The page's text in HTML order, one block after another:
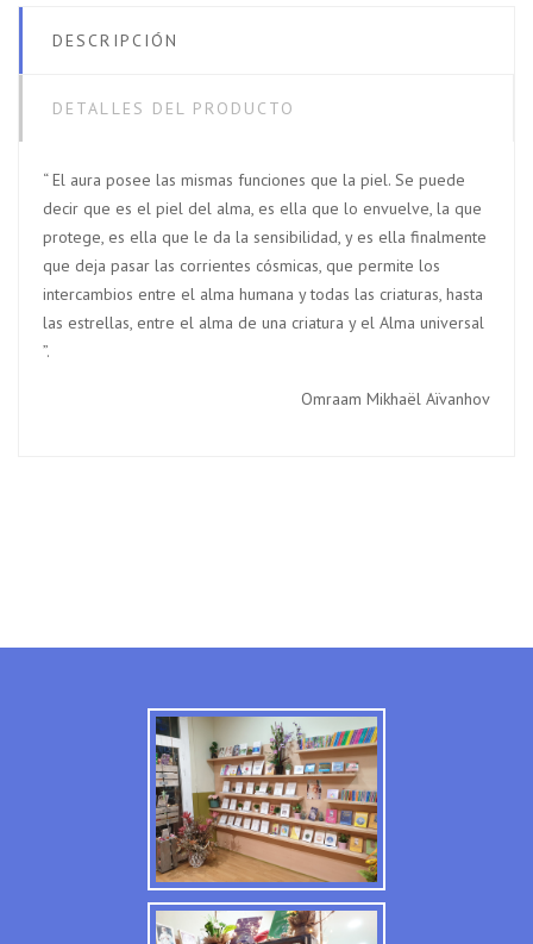
DESCRIPCIÓN
DETALLES DEL PRODUCTO
“ El aura posee las mismas funciones que la piel. Se puede
decir que es el piel del alma, es ella que lo envuelve, la que
protege, es ella que le da la sensibilidad, y es ella finalmente
que deja pasar las corrientes cósmicas, que permite los
intercambios entre el alma humana y todas las criaturas, hasta
las estrellas, entre el alma de una criatura y el Alma universal
”.
Omraam Mikhaël Aïvanhov